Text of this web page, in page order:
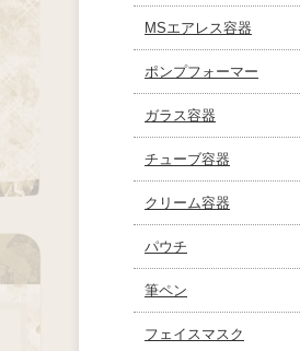
MSエアレス容器
ポンプフォーマー
ガラス容器
チューブ容器
クリーム容器
パウチ
筆ペン
フェイスマスク